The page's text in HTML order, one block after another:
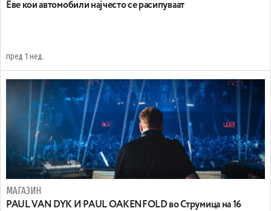
Еве кои автомобили најчесто се расипуваат
пред 1 нед.
МАГАЗИН
PAUL VAN DYK И PAUL OAKENFOLD во Струмица на 16